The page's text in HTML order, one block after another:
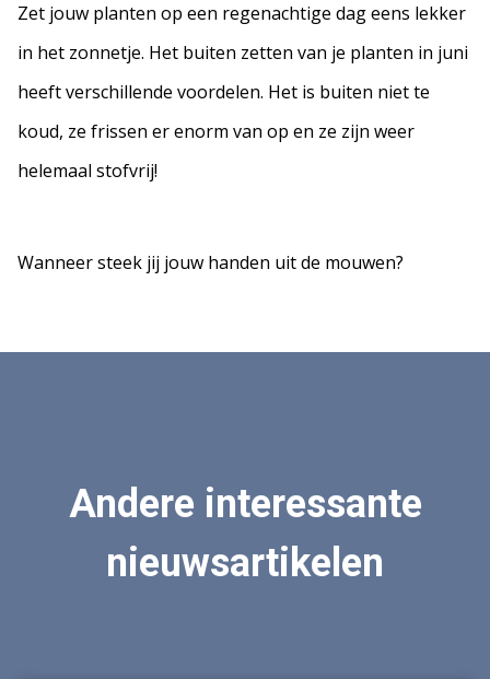
Zet jouw planten op een regenachtige dag eens lekker
in het zonnetje. Het buiten zetten van je planten in juni
heeft verschillende voordelen. Het is buiten niet te
koud, ze frissen er enorm van op en ze zijn weer
helemaal stofvrij!
Wanneer steek jij jouw handen uit de mouwen?
Andere interessante
nieuwsartikelen